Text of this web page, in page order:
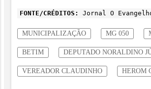
FONTE/CRÉDITOS: Jornal O
MUNICIPALIZAÇÃO MG 050
BETIM DEPUTADO NORALDINO
VEREADOR CLAUDINHO HEROM